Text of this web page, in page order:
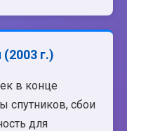
г.)
в конце
спутников, сбои
для